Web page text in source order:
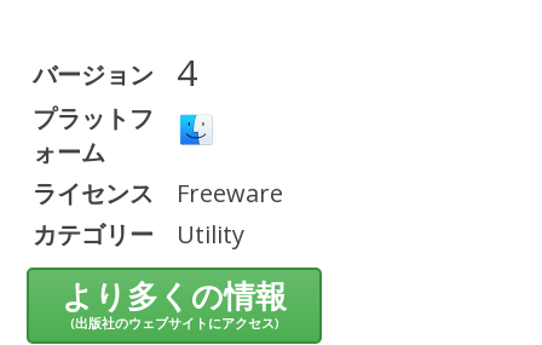
バージョン 4
プラットフ
ォーム
ライセンス
Freeware
カテゴリー
Utility
より多くの情報
(出版社のウェブサイトにアクセス)